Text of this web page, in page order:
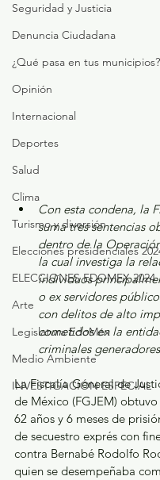
Seguridad y Justicia
Denuncia Ciudadana
¿Qué pasa en tus municipios?
Opinión
Internacional
Deportes
Salud
Clima
Turismo y diversión
Elecciones presidenciales
ELECCIONES EDOMEX 2024
Arte
Legislatura EdoMéx
Medio Ambiente
INVESTIGACIÓN ESPECIAL
Con esta condena, la
suma tres sentencias
dentro de la
la cual investiga la
individuos
o ex servidores
con delitos de alto
cometidos en la
criminales
La Fiscalía General de
de México (FGJEM)
62 años y 6 meses de
de secuestro exprés con
contra Bernabé Rodolfo
quien se desempeñaba